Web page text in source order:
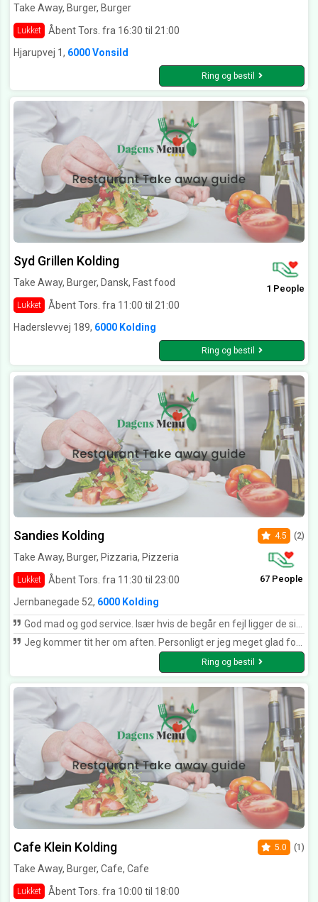
Take Away, Burger, Burger
Lukket
Åbent Tors. fra 16:30 til 21:00
Hjarupvej 1, 6000 Vonsild
Ring og bestil
Syd Grillen Kolding
Take Away, Burger, Dansk, Fast food
Lukket Åbent Tors. fra 11:00 til 21:00
1 People
Haderslevvej 189, 6000 Kolding
Ring og bestil
Sandies Kolding
Take Away, Burger, Pizzaria, Pizzeria
Lukket Åbent Tors. fra 11:30 til 23:00
4.5 (2)
67 People
Jernbanegade 52, 6000 Kolding
God mad og god service. Især hvis de begår en fejl ligger de sig fladt ned og kommer med ny mad hurtigst muligt. Så selvom aftensmaden bliver lidt senere, så får man det man har bestilt og uden at skulle diskutere med dem ❤️
Jeg kommer tit her om aften. Personligt er jeg meget glad for deres spyd og deres afgansk ris ret med lammekød.
Ring og bestil
Cafe Klein Kolding
Take Away, Burger, Cafe, Cafe
Lukket Åbent Tors. fra 10:00 til 18:00
5.0 (1)